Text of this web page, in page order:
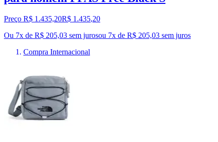
Preço R$ 1.435,20R$ 1.435,20
Ou 7x de R$ 205,03 sem jurosou 7x de R$ 205,03 sem juros
Compra Internacional